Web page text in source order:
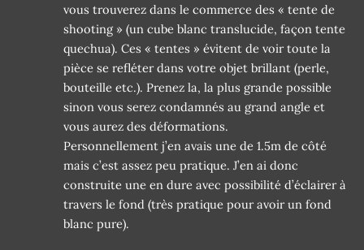
vous trouverez dans le commerce des « tente de
shooting » (un cube blanc translucide, façon tente
quechua). Ces « tentes » évitent de voir toute la
pièce se refléter dans votre objet brillant (perle,
bouteille etc.). Prenez la, la plus grande possible
sinon vous serez condamnés au grand angle et
vous aurez des déformations.
Personnellement j’en avais une de 1.5m de côté
mais c’est assez peu pratique. J’en ai donc
construite une en dure avec possibilité d’éclairer à
travers le fond (très pratique pour avoir un fond
blanc pure).